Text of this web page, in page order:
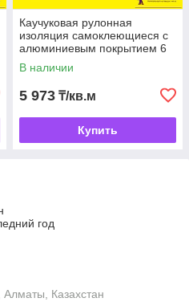
Каучуковая рулонная
изоляция самоклеющиеся с
алюминиевым покрытием 6
mm
В наличии
5 973 ₸/кв.м
Купить
год
Казахстан